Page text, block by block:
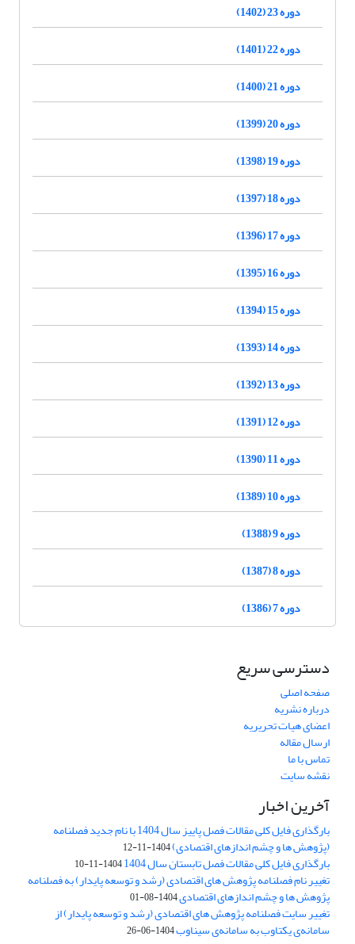
دوره 23 (1402)
دوره 22 (1401)
دوره 21 (1400)
دوره 20 (1399)
دوره 19 (1398)
دوره 18 (1397)
دوره 17 (1396)
دوره 16 (1395)
دوره 15 (1394)
دوره 14 (1393)
دوره 13 (1392)
دوره 12 (1391)
دوره 11 (1390)
دوره 10 (1389)
دوره 9 (1388)
دوره 8 (1387)
دوره 7 (1386)
دسترسی سریع
صفحه اصلی
درباره نشریه
اعضای هیات تحریریه
ارسال مقاله
تماس با ما
نقشه سایت
آخرین اخبار
بارگذاری فایل کلی مقالات فصل پاییز سال 1404 با نام جدید فصلنامه
(پژوهش ها و چشم اندازهای اقتصادی)1404-11-12
بارگذاری فایل کلی مقالات فصل تابستان سال 1404 1404-11-10
تغییر نام فصلنامه پژوهش های اقتصادی (رشد و توسعه پایدار) به فصلنامه
پژوهش ها و چشم اندازهای اقتصادی1404-08-01
تغییر سایت فصلنامه پژوهش های اقتصادی (رشد و توسعه پایدار) از
سامانه‌ی یکتاوب به سامانه‌ی سیناوب1404-06-26